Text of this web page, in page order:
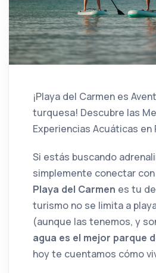
¡Playa del Carmen es
turquesa! Descubre las
Experiencias Acuáticas en
Si estás buscando
simplemente conectar con
Playa del Carmen es tu
turismo no se limita a
(aunque las tenemos, y
agua es el mejor parque
hoy te cuentamos cómo